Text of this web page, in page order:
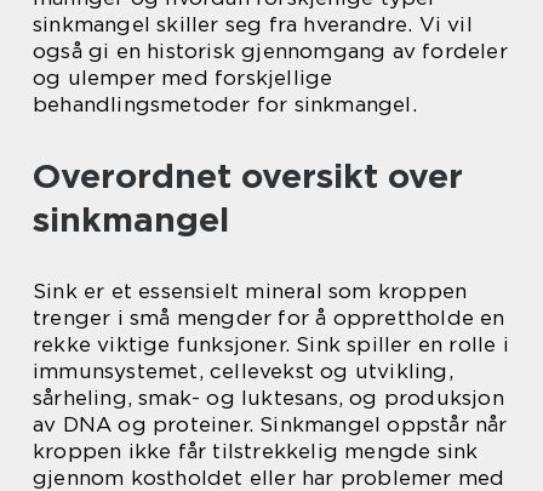
sinkmangel skiller seg fra hverandre. Vi vil
også gi en historisk gjennomgang av fordeler
og ulemper med forskjellige
behandlingsmetoder for sinkmangel.
Overordnet oversikt over
sinkmangel
Sink er et essensielt mineral som kroppen
trenger i små mengder for å opprettholde en
rekke viktige funksjoner. Sink spiller en rolle i
immunsystemet, cellevekst og utvikling,
sårheling, smak- og luktesans, og produksjon
av DNA og proteiner. Sinkmangel oppstår når
kroppen ikke får tilstrekkelig mengde sink
gjennom kostholdet eller har problemer med